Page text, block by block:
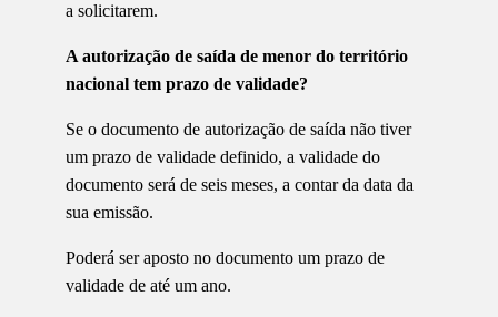
a solicitarem.
A autorização de saída de menor do território
nacional tem prazo de validade?
Se o documento de autorização de saída não tiver
um prazo de validade definido, a validade do
documento será de seis meses, a contar da data da
sua emissão.
Poderá ser aposto no documento um prazo de
validade de até um ano.